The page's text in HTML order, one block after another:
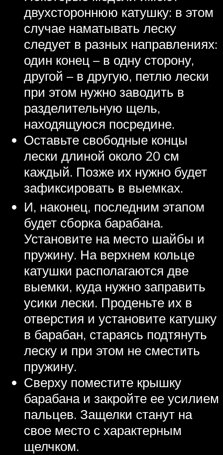
двухстороннюю катушку: в этом
случае наматывать леску
следует в разных направлениях:
один конец – в одну сторону,
другой – в другую, петлю лески
при этом нужно заводить в
разделительную щель,
находящуюся посредине.
Оставьте свободные концы
лески длиной около 20 см
каждый. Позже их нужно будет
зафиксировать в выемках.
И, наконец, последним этапом
будет сборка барабана.
Установите на место шайбы и
пружину. На верхнем кольце
катушки располагаются две
выемки, куда нужно заправить
усики лески. Проденьте их в
отверстия и установите катушку
в барабан, стараясь подтянуть
леску и при этом не сместить
пружину.
Сверху поместите крышку
барабана и закройте ее усилием
пальцев. Защелки станут на
свое место с характерным
щелчком.